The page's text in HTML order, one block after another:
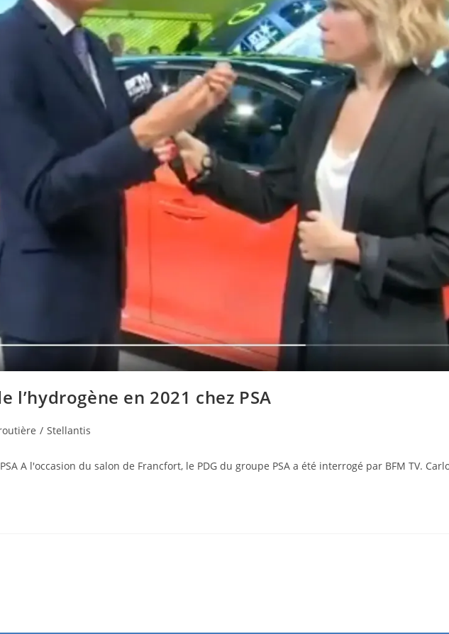
l’hydrogène en 2021 chez PSA
/ Stellantis
A l'occasion du salon de Francfort, le PDG du groupe PSA a été interrogé par BFM TV.